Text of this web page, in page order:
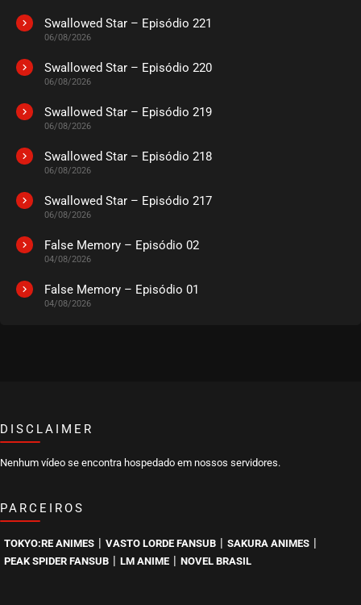
Swallowed Star – Episódio 221
06/08/2026
Swallowed Star – Episódio 220
06/08/2026
Swallowed Star – Episódio 219
06/08/2026
Swallowed Star – Episódio 218
06/08/2026
Swallowed Star – Episódio 217
06/08/2026
False Memory – Episódio 02
04/08/2026
False Memory – Episódio 01
04/08/2026
DISCLAIMER
Nenhum vídeo se encontra hospedado em nossos servidores.
PARCEIROS
TOKYO:RE ANIMES VASTO LORDE FANSUB SAKURA ANIMES
PEAK SPIDER FANSUB LM ANIME NOVEL BRASIL